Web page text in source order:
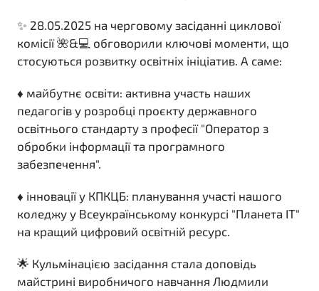
✨ 28.05.2025 на черговому засіданні циклової
комісії 🌺&💻 обговорили ключові моменти, що
стосуються розвитку освітніх ініціатив. А саме:
♦️ майбутнє освіти: активна участь наших
педагогів у розробці проєкту державного
освітнього стандарту з професії "Оператор з
обробки інформації та програмного
забезпечення".
♦️ інновації у КПКЦБ: планування участі нашого
коледжу у Всеукраїнському конкурсі "Планета ІТ"
на кращий цифровий освітній ресурс.
🌟 Кульмінацією засідання стала доповідь
майстрині виробничого навчання Людмили